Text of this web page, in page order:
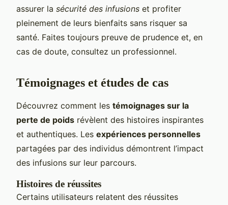
assurer la sécurité des infusions et profiter
pleinement de leurs bienfaits sans risquer sa
santé. Faites toujours preuve de prudence et, en
cas de doute, consultez un professionnel.
Témoignages et études de cas
Découvrez comment les témoignages sur la
perte de poids révèlent des histoires inspirantes
et authentiques. Les expériences personnelles
partagées par des individus démontrent l’impact
des infusions sur leur parcours.
Histoires de réussites
Certains utilisateurs relatent des réussites